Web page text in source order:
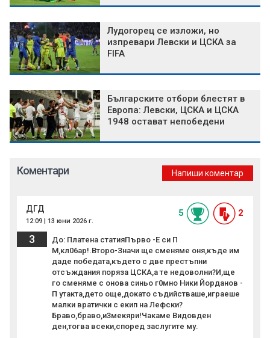
Лудогорец се изложи, но
изпревари Левски и ЦСКА за
FIFA
Българските отбори блестят в
Европа: Левски, ЦСКА и ЦСКА
1948 остават непобедени
Коментари Напиши коментар
ДГД
12:09 | 13 юни 2026 г.
5 2
3
До: Платена статияПърво -Е си П
М,кл06ар!.Второ-Значи ще сменяме оня,къде им
даде победата,където с две престъпни
отсъждания поряза ЦСКА,а те недоволни?И,ще
го сменяме с онова синьо г0мно Ники Йорданов -
П утакта,дето още,докато съдийстваше,играеше
малки вратички с екип на Лефски?
Браво,браво,и3мекяри!Чакаме Видовден
ден,тогва всеки,според заслугите му.